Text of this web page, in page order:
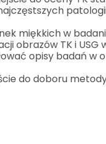
miękkich w
obrazów TK i
opisy badań
do doboru